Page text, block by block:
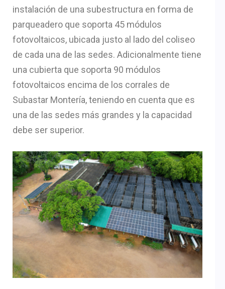
instalación de una subestructura en forma de
parqueadero que soporta 45 módulos
fotovoltaicos, ubicada justo al lado del coliseo
de cada una de las sedes. Adicionalmente tiene
una cubierta que soporta 90 módulos
fotovoltaicos encima de los corrales de
Subastar Montería, teniendo en cuenta que es
una de las sedes más grandes y la capacidad
debe ser superior.